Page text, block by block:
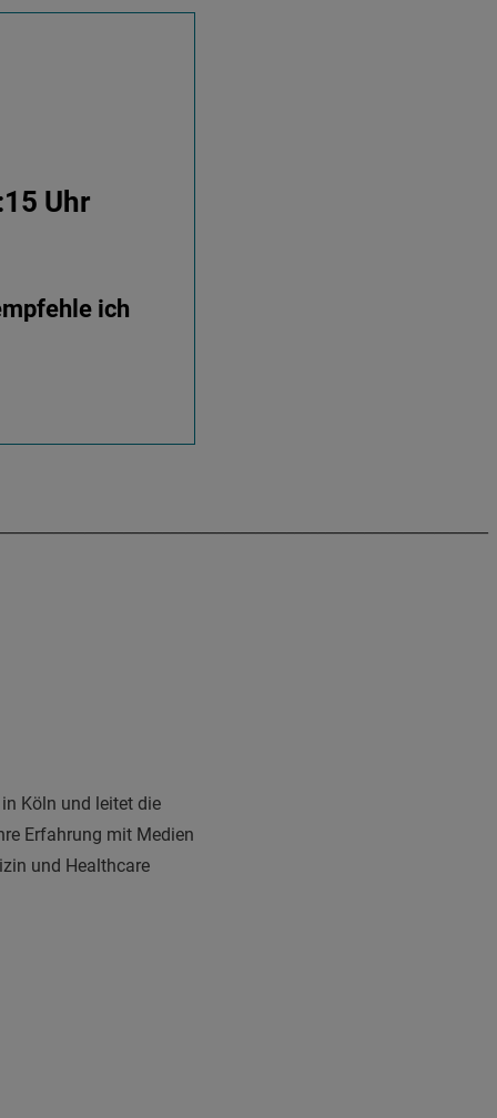
Uhr
ich
Köln und leitet die
Erfahrung mit Medien
und Healthcare